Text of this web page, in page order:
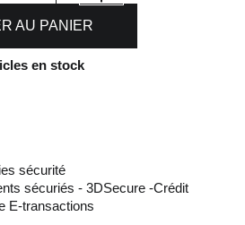
AU PANIER
en stock
sécurité
sécuriés - 3DSecure -Crédit
E-transactions